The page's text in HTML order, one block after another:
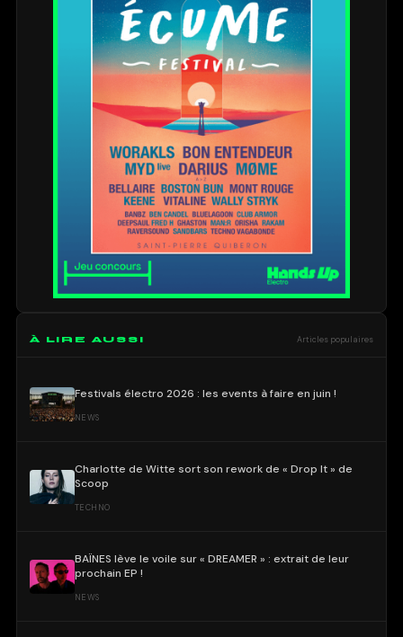
À LIRE AUSSI Articles populaires
Festivals électro 2026 : les events à faire en juin !
NEWS
Charlotte de Witte sort son rework de « Drop It » de
Scoop
TECHNO
BAÏNES lève le voile sur « DREAMER » : extrait de leur
prochain EP !
NEWS